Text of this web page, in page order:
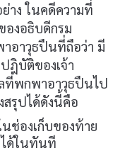
าง ในคดีความที่
องอธิบดีกรม
าอาวุธปืนที่ถือว่า มี
ฎิบัติของเจ้า
ที่พกพาอาวุธปืนไป
รุปได้ดังนี้คือ
นช่องเก็บของท้าย
ได้ในทันที